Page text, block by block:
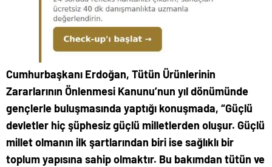
Cumhurbaşkanı Erdoğan, Tütün Ürünlerinin
Zararlarının Önlenmesi Kanunu’nun yıl dönümünde
gençlerle buluşmasında yaptığı konuşmada, “Güçlü
devletler hiç şüphesiz güçlü milletlerden oluşur. Güçlü
millet olmanın ilk şartlarından biri ise sağlıklı bir
toplum yapısına sahip olmaktır. Bu bakımdan tütün ve